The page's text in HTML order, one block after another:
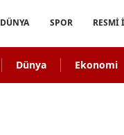
DÜNYA SPOR RESMİ
Dünya Ekonomi